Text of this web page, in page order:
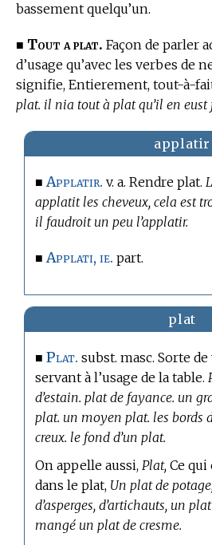
bassement quelqu’un.
■ Tout a plat. Façon de parler
d’usage qu’avec les verbes de
signifie, Entierement, tout-à-
plat. il nia tout à plat qu’il en
applatir
■Applatir. v. a. Rendre plat.
applatit les cheveux, cela est
il faudroit un peu l’applatir.
■Applati, ie. part.
plat
■Plat. subst. masc. Sorte
servant à l’usage de la table.
d’estain. plat de fayance. un
plat. un moyen plat. les bords
creux. le fond d’un plat.
On appelle aussi,Plat, Ce
dans le plat, Un plat de
d’asperges, d’artichauts, un
mangé un plat de cresme.